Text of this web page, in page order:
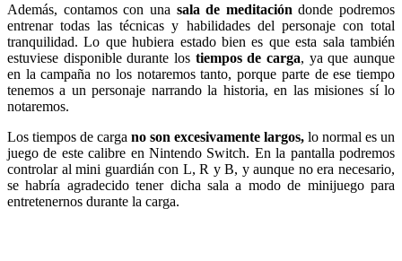
Además, contamos con una sala de meditación donde podremos
entrenar todas las técnicas y habilidades del personaje con total
tranquilidad. Lo que hubiera estado bien es que esta sala también
estuviese disponible durante los tiempos de carga, ya que aunque
en la campaña no los notaremos tanto, porque parte de ese tiempo
tenemos a un personaje narrando la historia, en las misiones sí lo
notaremos.
Los tiempos de carga no son excesivamente largos, lo normal es un
juego de este calibre en Nintendo Switch. En la pantalla podremos
controlar al mini guardián con L, R y B, y aunque no era necesario,
se habría agradecido tener dicha sala a modo de minijuego para
entretenernos durante la carga.